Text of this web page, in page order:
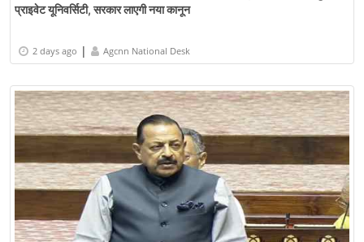
प्राइवेट यूनिवर्सिटी, सरकार लाएगी नया कानून
2 days ago | Agcnn National Desk